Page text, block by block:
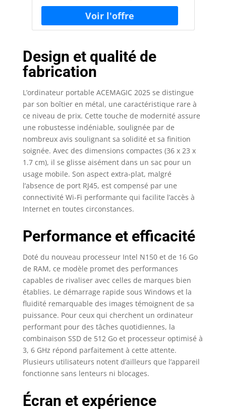
Design et qualité de
fabrication
L’ordinateur portable ACEMAGIC 2025 se distingue
par son boîtier en métal, une caractéristique rare à
ce niveau de prix. Cette touche de modernité assure
une robustesse indéniable, soulignée par de
nombreux avis soulignant sa solidité et sa finition
soignée. Avec des dimensions compactes (36 x 23 x
1.7 cm), il se glisse aisément dans un sac pour un
usage mobile. Son aspect extra-plat, malgré
l’absence de port RJ45, est compensé par une
connectivité Wi-Fi performante qui facilite l’accès à
Internet en toutes circonstances.
Performance et efficacité
Doté du nouveau processeur Intel N150 et de 16 Go
de RAM, ce modèle promet des performances
capables de rivaliser avec celles de marques bien
établies. Le démarrage rapide sous Windows et la
fluidité remarquable des images témoignent de sa
puissance. Pour ceux qui cherchent un ordinateur
performant pour des tâches quotidiennes, la
combinaison SSD de 512 Go et processeur optimisé à
3, 6 GHz répond parfaitement à cette attente.
Plusieurs utilisateurs notent d’ailleurs que l’appareil
fonctionne sans lenteurs ni blocages.
Écran et expérience